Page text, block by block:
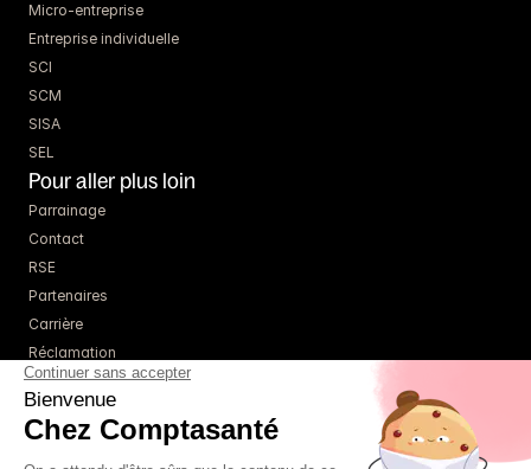
Micro-entreprise
Entreprise individuelle
SCI
SCM
SISA
SEL
Pour aller plus loin
Parrainage
Contact
RSE
Partenaires
Carrière
Réclamation
Ressources
Blog
Guides